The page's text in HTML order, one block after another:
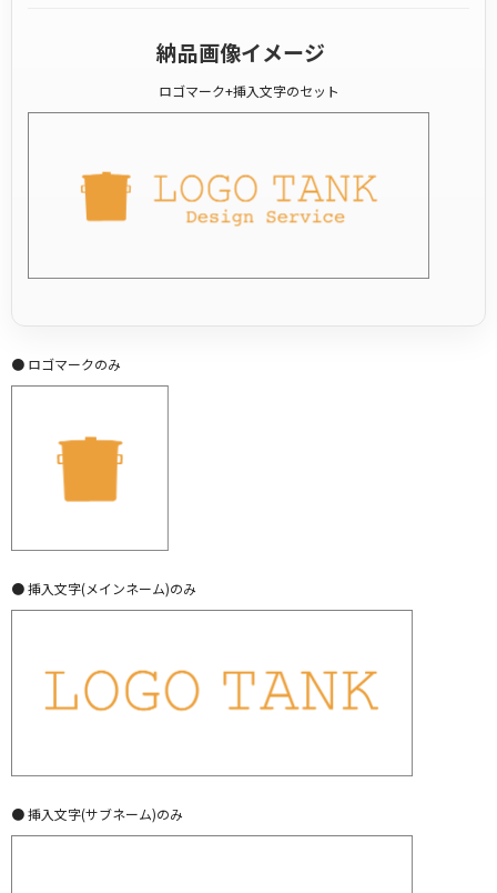
納品画像イメージ
ロゴマーク+挿入文字のセット
● ロゴマークのみ
● 挿入文字(メインネーム)のみ
● 挿入文字(サブネーム)のみ